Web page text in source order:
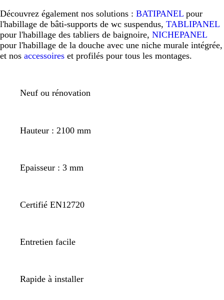
Découvrez également nos solutions : BATIPANEL pour
l'habillage de bâti-supports de wc suspendus, TABLIPANEL
pour l'habillage des tabliers de baignoire, NICHEPANEL
pour l'habillage de la douche avec une niche murale intégrée,
et nos accessoires et profilés pour tous les montages.
Neuf ou rénovation
Hauteur : 2100 mm
Epaisseur : 3 mm
Certifié EN12720
Entretien facile
Rapide à installer